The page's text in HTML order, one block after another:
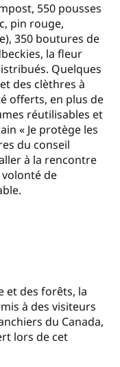
550 pousses
pin rouge,
350 boutures de
la fleur
Quelques
des clèthres à
offerts, en plus de
réutilisables et
« Je protège les
du conseil
à la rencontre
de
et des forêts, la
à des visiteurs
du Canada,
lors de cet